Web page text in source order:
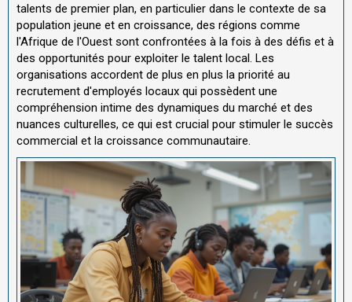
talents de premier plan, en particulier dans le contexte de sa
population jeune et en croissance, des régions comme
l'Afrique de l'Ouest sont confrontées à la fois à des défis et à
des opportunités pour exploiter le talent local. Les
organisations accordent de plus en plus la priorité au
recrutement d'employés locaux qui possèdent une
compréhension intime des dynamiques du marché et des
nuances culturelles, ce qui est crucial pour stimuler le succès
commercial et la croissance communautaire.